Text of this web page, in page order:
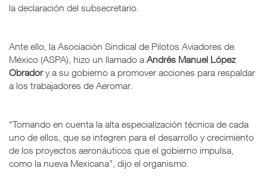
la declaración del subsecretario.
Ante ello, la Asociación Sindical de Pilotos Aviadores de
México (ASPA), hizo un llamado a Andrés Manuel López
Obradory a su gobierno a promover acciones para respaldar
a los trabajadores de Aeromar.
“Tomando en cuenta la alta especialización técnica de cada
uno de ellos, que se integren para el desarrollo y crecimiento
de los proyectos aeronáuticos que el gobierno impulsa,
como la nueva Mexicana”, dijo el organismo.